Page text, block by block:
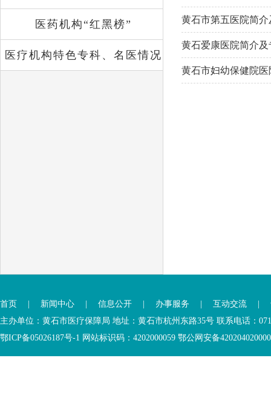
医药机构“红黑榜”
医疗机构特色专科、名医情况
黄石市第五医院简
黄石爱康医院简介及
黄石市妇幼保健院
首页 新闻中心 信息公开 办事服务 互动交流
主办单位：黄石市医疗保障局 地址：黄石市杭州东路35号 联系电话：
鄂ICP备05026187号-1 网站标识码：4202000059 鄂公网安备